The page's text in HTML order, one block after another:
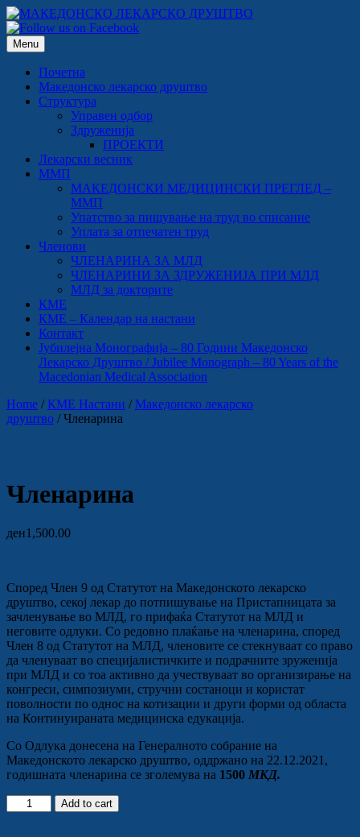
Skip
to
content
Menu
Почетна
Македонско лекарско друштво
Структура
Управен одбор
Здруженија
ПРОЕКТИ
Лекарски весник
ММП
МАКЕДОНСКИ МЕДИЦИНСКИ ПРЕГЛЕД –
ММП
Упатство за пишување на труд во списание
Уплата за отпечатен труд
Членови
ЧЛЕНАРИНА ЗА МЛД
ЧЛЕНАРИНИ ЗА ЗДРУЖЕНИЈА ПРИ МЛД
МЛД за докторите
КМЕ
КМЕ – Календар на настани
Контакт
Јубилејна Монографија – 80 Години Македонско
Лекарско Друштво / Jubilee Monograph – 80 Years of the
Macedonian Medical Association
Home /КМЕ Настани /Македонско лекарско
друштво / Членарина
Членарина
ден1,500.00
Според Член 9 од Статутот на Македонското лекарско
друштво, секој лекар до потпишување на Пристапницата за
зачленување во МЛД, го прифаќа Статутот на МЛД и
неговите одлуки. Со редовно плаќање на членарина, според
Член 8 од Статутот на МЛД, членовите се стекнуваат со право
да членуваат во специјалистичките и подрачните зруженија
при МЛД и со тоа активно да учествуваат во организирање на
конгреси, симпозиуми, стручни состаноци и користат
поволности по однос на котизации и други форми од областа
на Континуираната медицинска едукација.
Со Одлука донесена на Генералното собрание на
Македонското лекарско друштво, оддржано на 22.12.2021,
годишната членарина се зголемува на 1500 МКД.
Членарина
quantity
Add to cart